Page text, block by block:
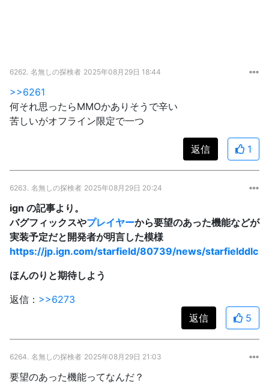
6262. 名無しの探検者 2025年08月29日 18:44
>>6261
何それ思ったらMMOかありそうで辛い
苦しいがオフライン限定で一つ
返信 1
6263. 名無しの探検者 2025年08月29日 20:24
ign の記事より。
バグフィックスやプレイヤーから要望のあった機能などが
実装予定だと開発者が明言した模様
https://jp.ign.com/starfield/80739/news/starfielddlc
ほんのりと期待しよう
返信： >>6273
返信
5
6264. 名無しの探検者 2025年08月29日 21:03
要望のあった機能ってなんだ？